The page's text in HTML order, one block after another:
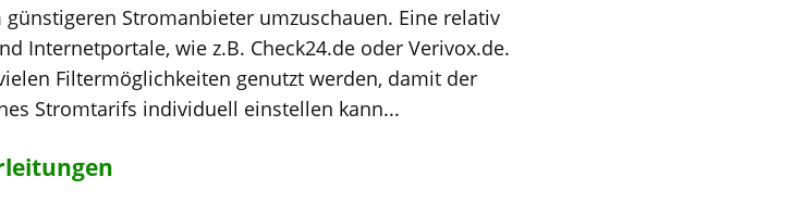
Stromanbieter umzuschauen. Eine relativ
Internetportale, wie z.B. Check24.de oder Verivox.de.
Filtermöglichkeiten genutzt werden, damit der
Stromtarifs individuell einstellen kann...